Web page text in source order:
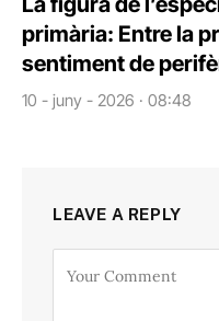
primària: Entre la
sentiment de
10 - juny - 2026 · 08:48
LEAVE A REPLY